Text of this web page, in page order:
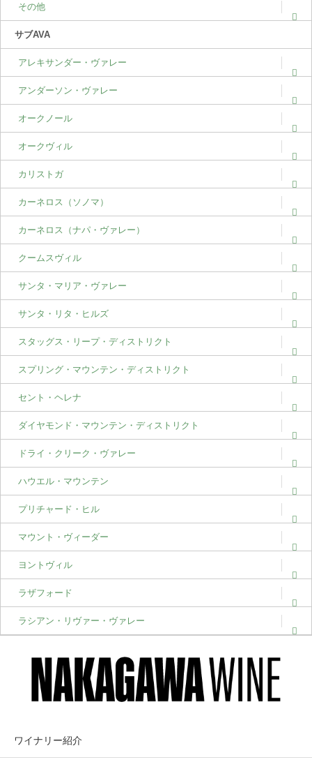
その他
サブAVA
アレキサンダー・ヴァレー
アンダーソン・ヴァレー
オークノール
オークヴィル
カリストガ
カーネロス（ソノマ）
カーネロス（ナパ・ヴァレー）
クームスヴィル
サンタ・マリア・ヴァレー
サンタ・リタ・ヒルズ
スタッグス・リープ・ディストリクト
スプリング・マウンテン・ディストリクト
セント・ヘレナ
ダイヤモンド・マウンテン・ディストリクト
ドライ・クリーク・ヴァレー
ハウエル・マウンテン
プリチャード・ヒル
マウント・ヴィーダー
ヨントヴィル
ラザフォード
ラシアン・リヴァー・ヴァレー
ワイナリー紹介